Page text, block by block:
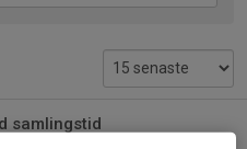
samlingstid